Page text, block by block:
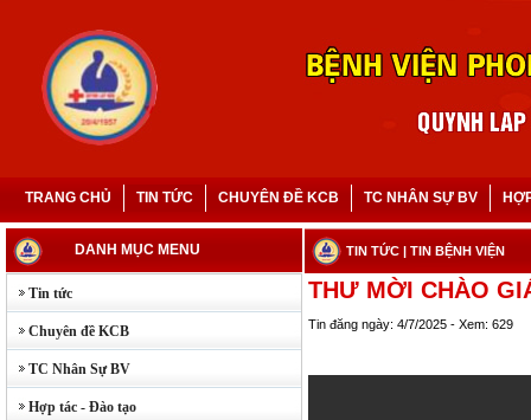
TRANG CHỦ TIN TỨC CHUYÊN ĐỀ KCB TC NHÂN SỰ BV
DANH MỤC MENU
Tin tức
Chuyên đề KCB
TC Nhân Sự BV
Hợp tác - Đào tạo
TIN TỨC | TIN BỆNH VIỆN
THƯ MỜI CHÀO
Tin đăng ngày: 4/7/2025 - Xem: 629